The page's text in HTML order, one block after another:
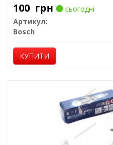
100 грн
сьогодні
Артикул:
Bosch
КУПИТИ